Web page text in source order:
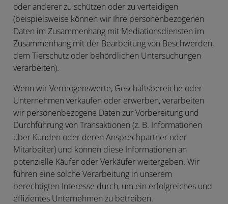
oder anderer zu schützen oder zu verteidigen
(beispielsweise können wir Ihre personenbezogenen
Daten im Zusammenhang mit Mediationsdiensten im
Zusammenhang mit der Bearbeitung von Beschwerden,
dem Tierschutz oder behördlichen Untersuchungen
verarbeiten).
Wenn wir Vermögenswerte, Geschäftsbereiche oder
Unternehmen verkaufen oder erwerben, verarbeiten
wir personenbezogene Daten zur Vorbereitung und
Durchführung von Transaktionen (z. B. Informationen
über Kunden oder deren Ansprechpartner oder
Mitarbeiter) und können diese Informationen an
potenzielle Käufer oder Verkäufer weitergeben. Wir
führen eine solche Verarbeitung in unserem
berechtigten Interesse durch, um ein erfolgreiches und
effizientes Unternehmen zu betreiben.